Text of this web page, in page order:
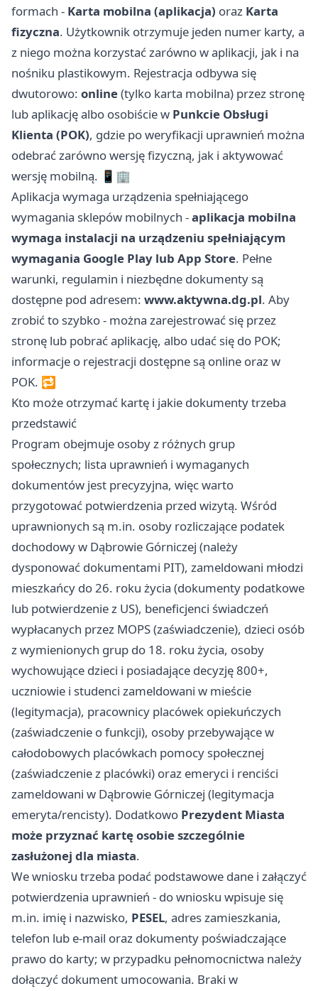
formach - Karta mobilna (aplikacja) oraz Karta
fizyczna. Użytkownik otrzymuje jeden numer karty, a
z niego można korzystać zarówno w aplikacji, jak i na
nośniku plastikowym. Rejestracja odbywa się
dwutorowo: online(tylko karta mobilna) przez stronę
lub aplikację albo osobiście w Punkcie Obsługi
Klienta (POK), gdzie po weryfikacji uprawnień można
odebrać zarówno wersję fizyczną, jak i aktywować
wersję mobilną. 📱🏢
Aplikacja wymaga urządzenia spełniającego
wymagania sklepów mobilnych -aplikacja mobilna
wymaga instalacji na urządzeniu spełniającym
wymagania Google Play lub App Store. Pełne
warunki, regulamin i niezbędne dokumenty są
dostępne pod adresem: www.aktywna.dg.pl. Aby
zrobić to szybko - można zarejestrować się przez
stronę lub pobrać aplikację, albo udać się do POK;
informacje o rejestracji dostępne są online oraz w
POK. 🔁
Kto może otrzymać kartę i jakie dokumenty trzeba
przedstawić
Program obejmuje osoby z różnych grup
społecznych; lista uprawnień i wymaganych
dokumentów jest precyzyjna, więc warto
przygotować potwierdzenia przed wizytą. Wśród
uprawnionych są m.in. osoby rozliczające podatek
dochodowy w Dąbrowie Górniczej (należy
dysponować dokumentami PIT), zameldowani młodzi
mieszkańcy do 26. roku życia (dokumenty podatkowe
lub potwierdzenie z US), beneficjenci świadczeń
wypłacanych przez MOPS (zaświadczenie), dzieci osób
z wymienionych grup do 18. roku życia, osoby
wychowujące dzieci i posiadające decyzję 800+,
uczniowie i studenci zameldowani w mieście
(legitymacja), pracownicy placówek opiekuńczych
(zaświadczenie o funkcji), osoby przebywające w
całodobowych placówkach pomocy społecznej
(zaświadczenie z placówki) oraz emeryci i renciści
zameldowani w Dąbrowie Górniczej (legitymacja
emeryta/rencisty). Dodatkowo Prezydent Miasta
może przyznać kartę osobie szczególnie
zasłużonej dla miasta.
We wniosku trzeba podać podstawowe dane i załączyć
potwierdzenia uprawnień - do wniosku wpisuje się
m.in. imię i nazwisko, PESEL, adres zamieszkania,
telefon lub e-mail oraz dokumenty poświadczające
prawo do karty; w przypadku pełnomocnictwa należy
dołączyć dokument umocowania. Braki w